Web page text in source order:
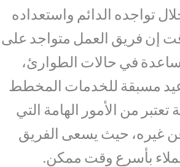
تواجده الدائم واستعداده
إن فريق العمل متواجد على
في حالات الطوارئ،
مسبقة للخدمات المخطط
تعتبر من الأمور الهامة التي
غيره، حيث يسعى الفريق
بأسرع وقت ممكن.